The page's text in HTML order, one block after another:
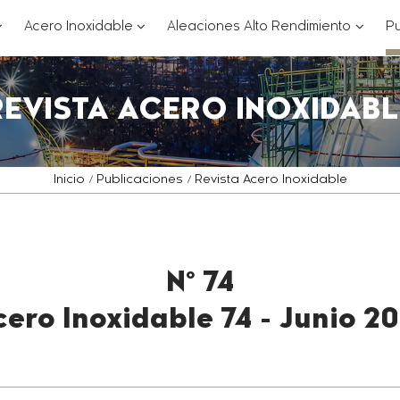
Acero Inoxidable???
Aleaciones Alto Rendimiento ???
ACERO
Inicio Publicaciones Revista Acero Inoxidable
Nº 74
Inoxidable 74 - Junio